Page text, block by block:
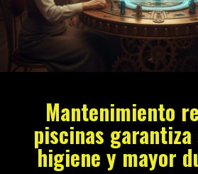
Mantenimiento
piscinas
higiene y mayor